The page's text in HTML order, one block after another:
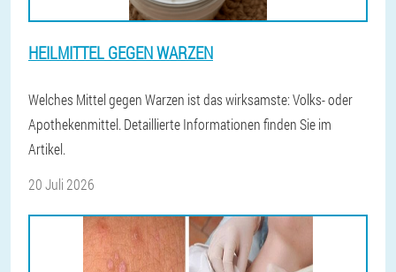
HEILMITTEL GEGEN WARZEN
Welches Mittel gegen Warzen ist das wirksamste: Volks- oder
Apothekenmittel. Detaillierte Informationen finden Sie im
Artikel.
20 Juli 2026